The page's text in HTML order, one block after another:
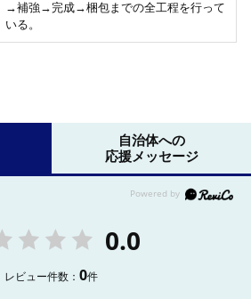
→補強→完成→梱包までの全工程を行って
いる。
自治体への
応援メッセージ
0.0
レビュー件数：0件